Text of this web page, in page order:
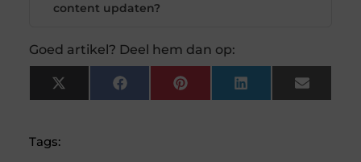
content updaten?
Goed artikel? Deel hem dan op:
X
(Twitter)
FacebookPinterest LinkedIn Email
Tags: